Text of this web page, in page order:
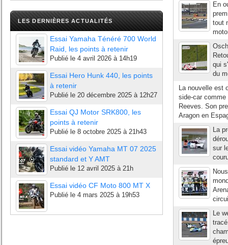
LES DERNIÈRES ACTUALITÉS
Essai Yamaha Ténéré 700 World
Raid, les points à retenir
Publié le 4 avril 2026 à 14h19
Essai Hero Hunk 440, les points
à retenir
Publié le 20 décembre 2025 à 12h27
Essai QJ Motor SRK800, les
points à retenir
Publié le 8 octobre 2025 à 21h43
Essai vidéo Yamaha MT 07 2025
standard et Y AMT
Publié le 12 avril 2025 à 21h
Essai vidéo CF Moto 800 MT X
Publié le 4 mars 2025 à 19h53
En
tout
qui
du
La nouvelle est
side-car comme
Reeves. Son
Aragon en
La
sur
Le